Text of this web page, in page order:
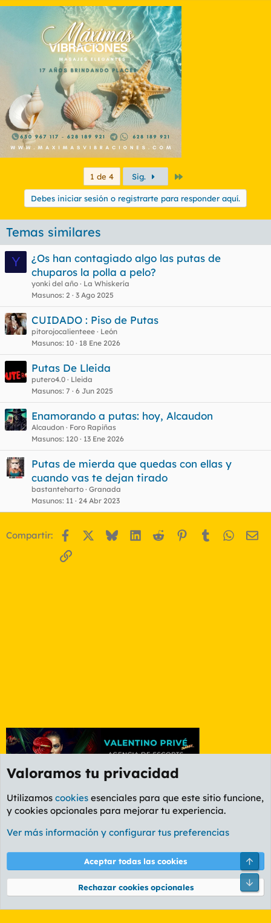
1 de 4 Sig.
Debes iniciar sesión o registrarte para responder aquí.
Temas similares
Y
¿Os han contagiado algo las putas de
chuparos la polla a pelo?
yonki del año
La Whiskería
Masunos 2 3 Ago 2025
CUIDADO : Piso de Putas
pitorojocalienteee
León
Masunos 10 18 Ene 2026
Putas De Lleida
putero4.0
Lleida
Masunos 7 6 Jun 2025
Enamorando a putas: hoy, Alcaudon
Alcaudon
Foro Rapiñas
Masunos 120 13 Ene 2026
Putas de mierda que quedas con ellas y
cuando vas te dejan tirado
bastanteharto Granada
Masunos 11 24 Abr 2023
Compartir: Facebook BlueskyLinkedIn
Reddit Pinterest
Tumblr
Enlace
Madrid
Cookies
PL OLDSTYLE AMARILLO
Términos y reglas Política de privacidad Ayuda
Community platform by XenForo® © 2010-2026 XenForo Ltd.
Valoramos tu privacidad
Utilizamos cookies esenciales para que este sitio funcione,
y cookies opcionales para mejorar tu experiencia.
Ver más información y configurar tus preferencias
Aceptar todas las cookies
Rechazar cookies opcionales
Pie